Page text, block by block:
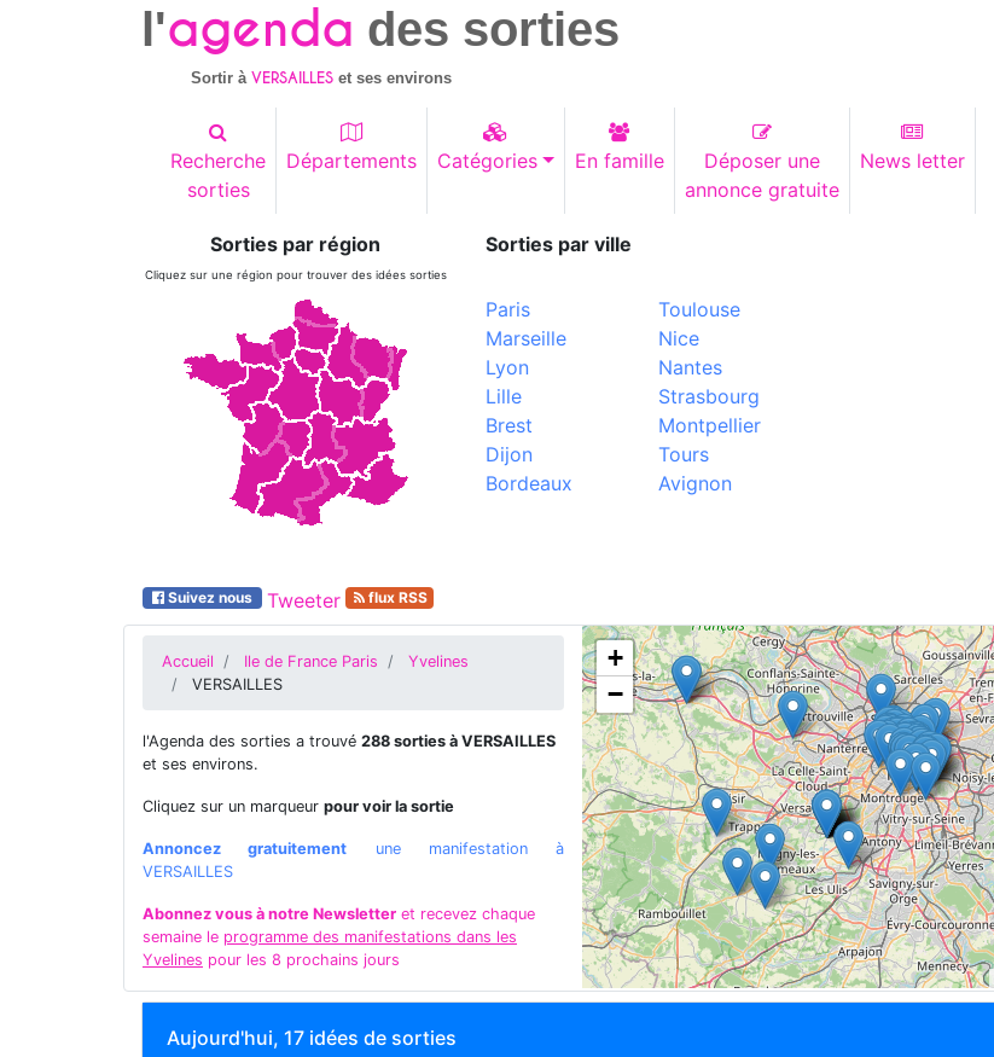
l'agenda des sorties
Sortir àVERSAILLES et ses environs
Recherche
sorties
Départements Catégories En famille
Déposer une
annonce gratuite
News letter
Sorties par région
Cliquez sur une région pour trouver des idées sorties
Sorties par ville
Paris
Marseille
Lyon
Lille
Brest
Dijon
Bordeaux
Toulouse
Nice
Nantes
Strasbourg
Montpellier
Tours
Avignon
Suivez nous Tweeter flux RSS
Accueil Ile de France Paris
Yvelines
VERSAILLES
l'Agenda des sorties a trouvé 288 sorties à VERSAILLES
et ses environs.
Cliquez sur un marqueur pour voir la sortie
Annoncez gratuitement une manifestation à
VERSAILLES
Abonnez vous à notre Newsletter et recevez chaque
semaine le programme des manifestations dans les
Yvelines pour les 8 prochains jours
+
−
Aujourd'hui, 17 idées de sorties